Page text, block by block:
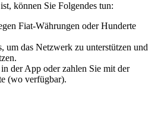
können Sie Folgendes tun:
Fiat-Währungen oder Hunderte
um das Netzwerk zu unterstützen und
der App oder zahlen Sie mit der
(wo verfügbar).